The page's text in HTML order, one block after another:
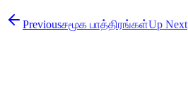
Previousசமூக பாத்திரங்கள்Up Next